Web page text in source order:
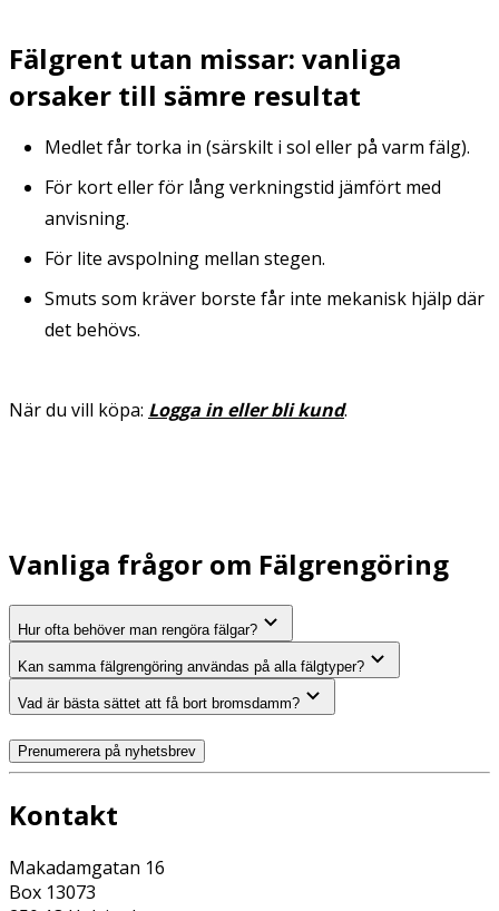
Fälgrent utan missar: vanliga
orsaker till sämre resultat
Medlet får torka in (särskilt i sol eller på varm fälg).
För kort eller för lång verkningstid jämfört med
anvisning.
För lite avspolning mellan stegen.
Smuts som kräver borste får inte mekanisk hjälp där
det behövs.
När du vill köpa: Logga in eller bli kund.
Vanliga frågor om Fälgrengöring
Hur ofta behöver man rengöra fälgar?
Kan samma fälgrengöring användas på alla fälgtyper?
Vad är bästa sättet att få bort bromsdamm?
Prenumerera på nyhetsbrev
Kontakt
Makadamgatan 16
Box 13073